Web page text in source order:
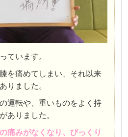
ています。
を痛めてしまい、それ以来
りました。
運転や、重いものをよく持
ありました。
痛みがなくなり、びっくり